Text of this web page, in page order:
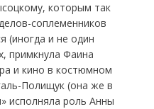
которым так
соплеменников
(иногда и не один
примкнула Фаина
и кино в костюмном
Полищук (она же в
исполняла роль Анны